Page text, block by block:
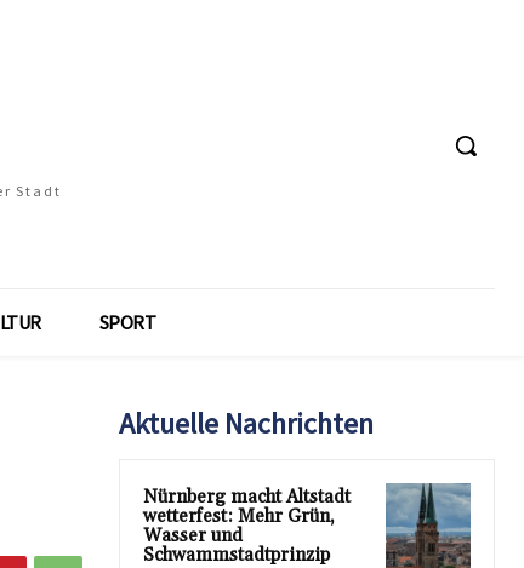
Stadt
SPORT
Aktuelle Nachrichten
Nürnberg macht Altstadt
wetterfest: Mehr Grün,
Wasser und
Schwammstadtprinzip